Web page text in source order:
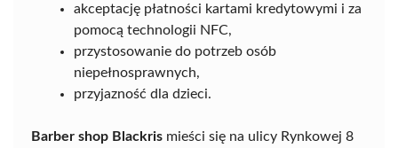
akceptację płatności kartami kredytowymi i za
pomocą technologii NFC,
przystosowanie do potrzeb osób
niepełnosprawnych,
przyjazność dla dzieci.
Barber shop Blackris mieści się na ulicy Rynkowej 8